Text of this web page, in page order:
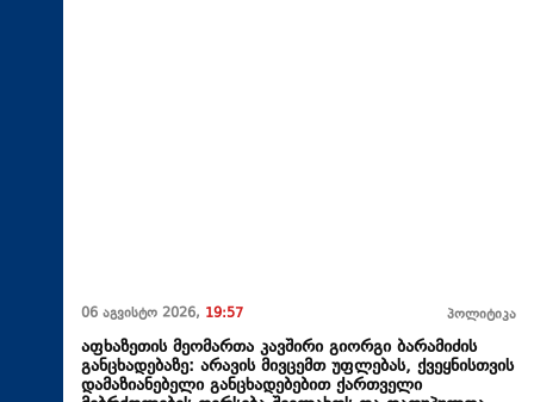
06 აგვისტო 2026, 19:57 პოლიტიკა
აფხაზეთის მეომართა კავშირი გიორგი ბარამიძის
განცხადებაზე: არავის მივცემთ უფლებას, ქვეყნისთვის
დამაზიანებელი განცხადებებით ქართველი